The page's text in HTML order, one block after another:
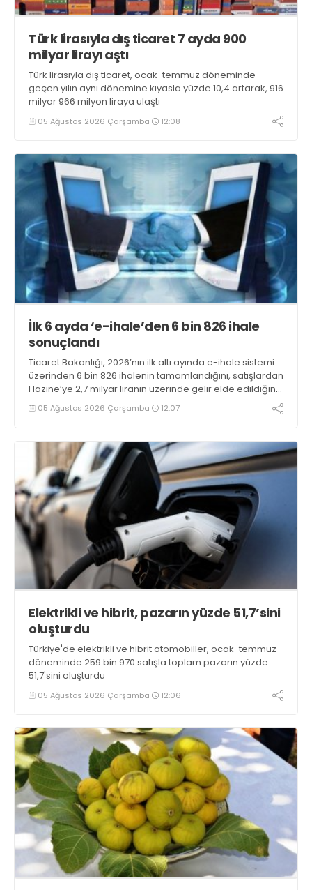
Türk lirasıyla dış ticaret 7 ayda 900
milyar lirayı aştı
Türk lirasıyla dış ticaret, ocak-temmuz döneminde
geçen yılın aynı dönemine kıyasla yüzde 10,4 artarak, 916
milyar 966 milyon liraya ulaştı
05 Ağustos 2026 Çarşamba 12:08
İlk 6 ayda ‘e-ihale’den 6 bin 826 ihale
sonuçlandı
Ticaret Bakanlığı, 2026’nın ilk altı ayında e-ihale sistemi
üzerinden 6 bin 826 ihalenin tamamlandığını, satışlardan
Hazine’ye 2,7 milyar liranın üzerinde gelir elde edildiğini
açıkladı
05 Ağustos 2026 Çarşamba 12:07
Elektrikli ve hibrit, pazarın yüzde 51,7’sini
oluşturdu
Türkiye'de elektrikli ve hibrit otomobiller, ocak-temmuz
döneminde 259 bin 970 satışla toplam pazarın yüzde
51,7'sini oluşturdu
05 Ağustos 2026 Çarşamba 12:06